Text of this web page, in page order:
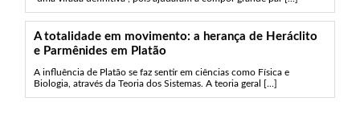
A totalidade em movimento: a herança de Heráclito
e Parmênides em Platão
A influência de Platão se faz sentir em ciências como Física e
Biologia, através da Teoria dos Sistemas. A teoria geral [...]